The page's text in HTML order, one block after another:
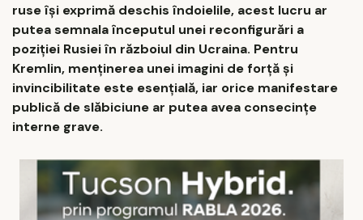
ruse își exprimă deschis îndoielile, acest lucru ar
putea semnala începutul unei reconfigurări a
poziției Rusiei în războiul din Ucraina. Pentru
Kremlin, menținerea unei imagini de forță și
invincibilitate este esențială, iar orice manifestare
publică de slăbiciune ar putea avea consecințe
interne grave.